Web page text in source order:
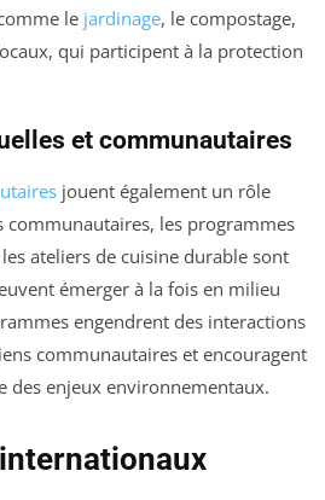
le jardinage, le compostage,
qui participent à la protection
et communautaires
jouent également un rôle
communautaires, les programmes
les ateliers de cuisine durable sont
émerger à la fois en milieu
engendrent des interactions
communautaires et encouragent
des enjeux environnementaux.